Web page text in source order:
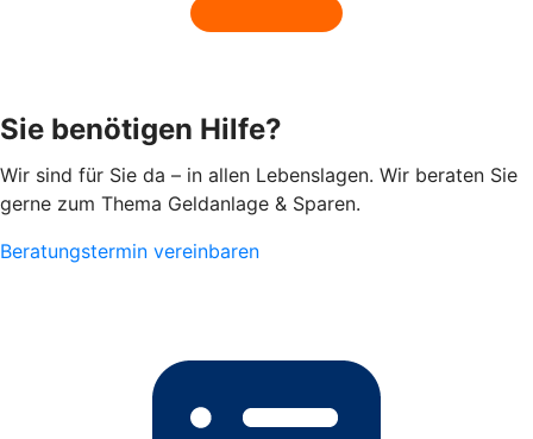
Sie benötigen Hilfe?
Wir sind für Sie da – in allen Lebenslagen. Wir beraten Sie
gerne zum Thema Geldanlage & Sparen.
Beratungstermin vereinbaren